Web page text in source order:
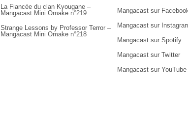
La Fiancée du clan Kyougane –
Mangacast Mini Omake n°219
Strange Lessons by Professor Terror –
Mangacast Mini Omake n°218
Mangacast sur
Mangacast sur
Mangacast sur Spotify
Mangacast sur Twitter
Mangacast sur YouTube